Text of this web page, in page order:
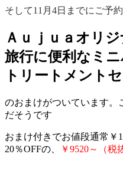
そして11月4日までにご予
Ａｕｊｕａオリ
旅行に便利なミ
トリートメント
のおまけがついています。
だそうです
おまけ付きでお値段通常￥
20％OFFの、
￥9520～（税